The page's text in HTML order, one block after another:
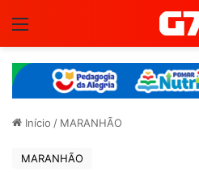
Início / MARANHÃO
MARANHÃO